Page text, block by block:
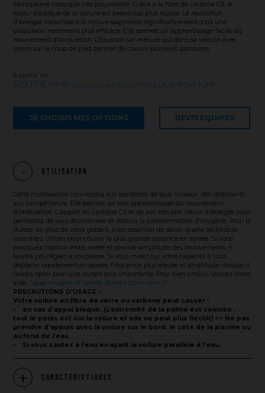
La marque
Monopalme classique très polyvalente. Grâce à la fibre de carbone C5, le
retour élastique de la voilure est beaucoup plus rapide. La restitution
d'énergie transmise à la voilure augmente significativement d'où une
propulsion nettement plus efficace. Elle permet un apprentissage facile du
mouvement d'ondulation. Chausson sur mesure qui dans sa version avec
velcro sur le coup de pied permet de couvrir plusieurs pointures.
à partir de
329,17 € HT (Prix pour une livraison hors UE et DOM TOM)
JE CHOISIS MES OPTIONS DEVIS ÉQUIPES
Utilisation
Cette monopalme conviendra aux apnéistes de tous niveaux, des débutants
aux compétiteurs. Elle permet un bon apprentissage du mouvement
d'ondulation. L'apport du carbone C5 et de son très bon retour d'énergie vous
permettra de vous économiser et réduira la consommation d'oxygène. Pour la
dureté, en plus de votre gabarit, il est essentiel de savoir quelle technique
vous allez utiliser pour couvrir la plus grande distance en apnée. Si vous
pratiquez l'option lente, rareté et grande amplitude des mouvements, il
faudra privilégier la souplesse. Si vous misez sur votre capacité à vous
déplacer rapidement en apnée, fréquence plus élevée et amplitude réduite, il
faudra opter pour une dureté plus importante. Pour bien choisir, utilisez notre
aide : 'quel modèle et quelle dureté pour moi ?'
PRECAUTIONS D’USAGE :
Votre voilure en fibre de verre ou carbone peut casser :
• en cas d’appui bloqué. (L’extrémité de la palme est coincée ,
tout le poids est sur la voilure et elle ne peut plus fléchir) => Ne pas
prendre d’appuis avec la voilure sur le bord, le côté de la piscine ou
au fond de l’eau
• Si vous sautez à l’eau en ayant la voilure parallèle à l’eau.
Caractéristiques